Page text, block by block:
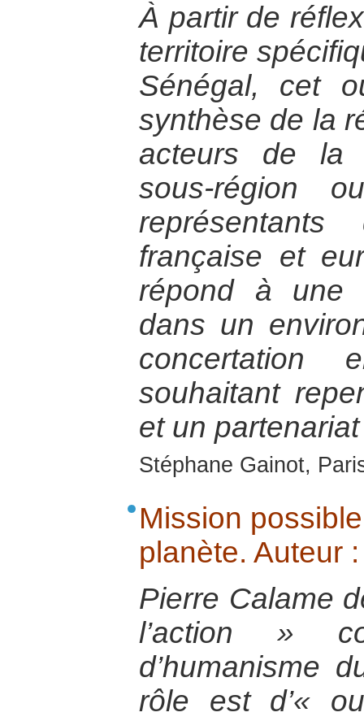
À partir de
territoire
Sénégal, cet
synthèse de la
acteurs de la
sous-région
française et
répond à une
dans un
concertation
souhaitant
et un
Stéphane Gainot,
Mission
planète. Auteur
Pierre Calame
l’action »
d’humanisme
rôle est d’«